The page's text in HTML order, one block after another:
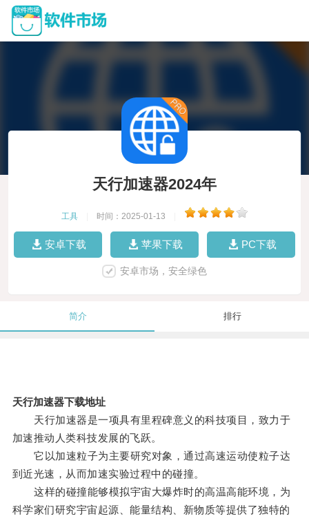
天行加速器2024年
工具 时间：2025-01-13
安卓下载 苹果下载 PC下载
安卓市场，安全绿色
简介 排行
天行加速器下载地址
天行加速器是一项具有里程碑意义的科技项目，致力于
加速推动人类科技发展的飞跃。
它以加速粒子为主要研究对象，通过高速运动使粒子达
到近光速，从而加速实验过程中的碰撞。
这样的碰撞能够模拟宇宙大爆炸时的高温高能环境，为
科学家们研究宇宙起源、能量结构、新物质等提供了独特的